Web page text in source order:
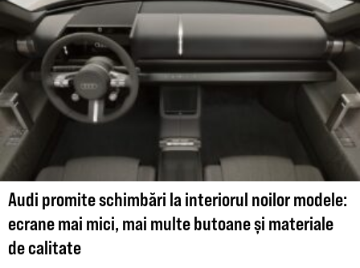
Audi promite schimbări la interiorul noilor modele:
ecrane mai mici, mai multe butoane și materiale
de calitate